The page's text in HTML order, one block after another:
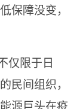
保障没变，
仅限于日
民间组织，
源巨头在疫